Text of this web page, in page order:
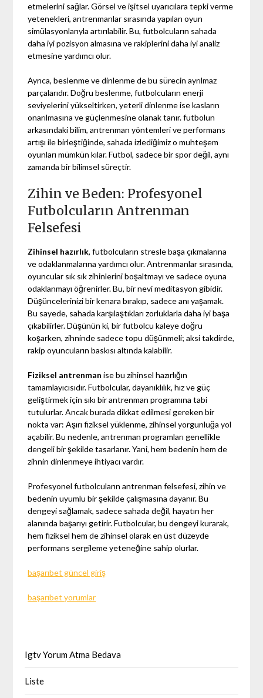
etmelerini sağlar. Görsel ve işitsel uyarıcılara tepki verme
yetenekleri, antrenmanlar sırasında yapılan oyun
simülasyonlarıyla artırılabilir. Bu, futbolcuların sahada
daha iyi pozisyon almasına ve rakiplerini daha iyi analiz
etmesine yardımcı olur.
Ayrıca, beslenme ve dinlenme de bu sürecin ayrılmaz
parçalarıdır. Doğru beslenme, futbolcuların enerji
seviyelerini yükseltirken, yeterli dinlenme ise kasların
onarılmasına ve güçlenmesine olanak tanır. futbolun
arkasındaki bilim, antrenman yöntemleri ve performans
artışı ile birleştiğinde, sahada izlediğimiz o muhteşem
oyunları mümkün kılar. Futbol, sadece bir spor değil, aynı
zamanda bir bilimsel süreçtir.
Zihin ve Beden: Profesyonel
Futbolcuların Antrenman
Felsefesi
Zihinsel hazırlık, futbolcuların stresle başa çıkmalarına
ve odaklanmalarına yardımcı olur. Antrenmanlar sırasında,
oyuncular sık sık zihinlerini boşaltmayı ve sadece oyuna
odaklanmayı öğrenirler. Bu, bir nevi meditasyon gibidir.
Düşüncelerinizi bir kenara bırakıp, sadece anı yaşamak.
Bu sayede, sahada karşılaştıkları zorluklarla daha iyi başa
çıkabilirler. Düşünün ki, bir futbolcu kaleye doğru
koşarken, zihninde sadece topu düşünmeli; aksi takdirde,
rakip oyuncuların baskısı altında kalabilir.
Fiziksel antrenman ise bu zihinsel hazırlığın
tamamlayıcısıdır. Futbolcular, dayanıklılık, hız ve güç
geliştirmek için sıkı bir antrenman programına tabi
tutulurlar. Ancak burada dikkat edilmesi gereken bir
nokta var: Aşırı fiziksel yüklenme, zihinsel yorgunluğa yol
açabilir. Bu nedenle, antrenman programları genellikle
dengeli bir şekilde tasarlanır. Yani, hem bedenin hem de
zihnin dinlenmeye ihtiyacı vardır.
Profesyonel futbolcuların antrenman felsefesi, zihin ve
bedenin uyumlu bir şekilde çalışmasına dayanır. Bu
dengeyi sağlamak, sadece sahada değil, hayatın her
alanında başarıyı getirir. Futbolcular, bu dengeyi kurarak,
hem fiziksel hem de zihinsel olarak en üst düzeyde
performans sergileme yeteneğine sahip olurlar.
başarıbet güncel giriş
başarıbet yorumlar
Igtv Yorum Atma Bedava
Liste